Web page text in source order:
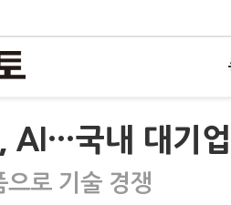
AI…국내 대기
로 기술 경쟁